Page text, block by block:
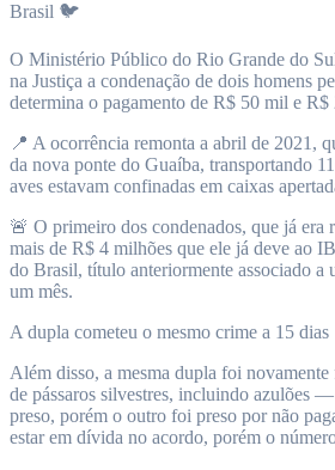
Brasil 🐦
O Ministério Público do Rio Grande do
na Justiça a condenação de dois homens
determina o pagamento de R$ 50 mil e
📍 A ocorrência remonta a abril de 2021,
da nova ponte do Guaíba, transportando
aves estavam confinadas em caixas
🚨 O primeiro dos condenados, que já era
mais de R$ 4 milhões que ele já deve ao
do Brasil, título anteriormente associado
um mês.
A dupla cometeu o mesmo crime a 15 dias
Além disso, a mesma dupla foi
de pássaros silvestres, incluindo azulões
preso, porém o outro foi preso por não
estar em dívida no acordo, porém o